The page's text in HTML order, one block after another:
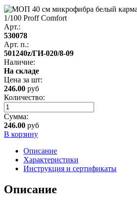
Арт.:
530078
Арт. п.:
501240z/ГИ-020/8-09
Наличие:
На складе
Цена за шт:
246.00 руб
Количество:
Сумма:
246.00 руб
В корзину
Описание
Характеристики
Инструкция и сертификаты
Описание